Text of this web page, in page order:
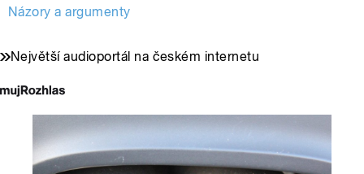
Názory a argumenty
Největší audioportál na českém internetu